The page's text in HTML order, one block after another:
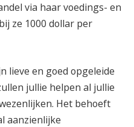
via haar voedings- en
ze 1000 dollar per
lieve en goed opgeleide
jullie helpen al jullie
Het behoeft
aanzienlijke